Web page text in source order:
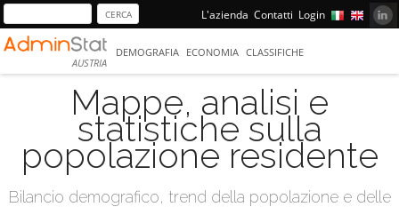
L'azienda Contatti Login
AUSTRIA
DEMOGRAFIA ECONOMIA CLASSIFICHE
Mappe, analisi e
statistiche sulla
popolazione residente
Bilancio demografico, trend della popolazione e delle